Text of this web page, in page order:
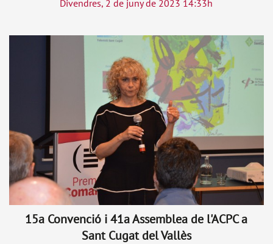
Divendres, 2 de juny de 2023 14:33h
15a Convenció i 41a Assemblea de l'ACPC a
Sant Cugat del Vallès